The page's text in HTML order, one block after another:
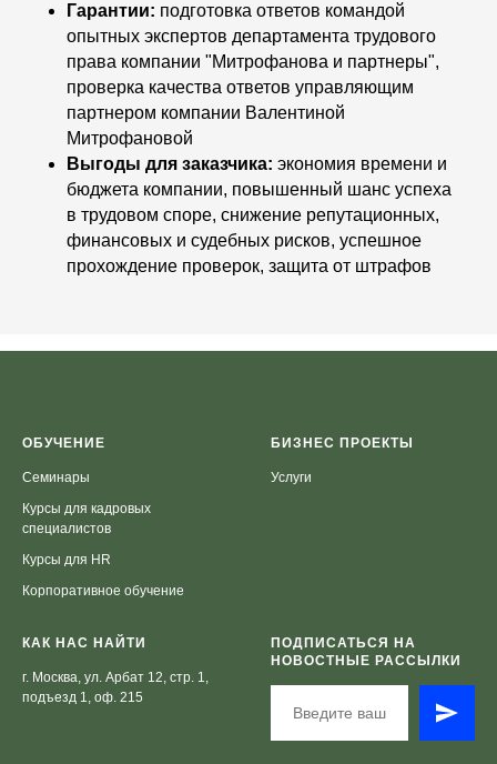
Гарантии: подготовка ответов командой
опытных экспертов департамента трудового
права компании "Митрофанова и партнеры",
проверка качества ответов управляющим
партнером компании Валентиной
Митрофановой
Выгоды для заказчика: экономия времени и
бюджета компании, повышенный шанс успеха
в трудовом споре, снижение репутационных,
финансовых и судебных рисков, успешное
прохождение проверок, защита от штрафов
ОБУЧЕНИЕ
Семинары
Курсы для кадровых
специалистов
Курсы для HR
Корпоративное обучение
БИЗНЕС ПРОЕКТЫ
Услуги
КАК НАС НАЙТИ
г. Москва, ул. Арбат 12, стр. 1,
подъезд 1, оф. 215
ПОДПИСАТЬСЯ НА
НОВОСТНЫЕ РАССЫЛКИ